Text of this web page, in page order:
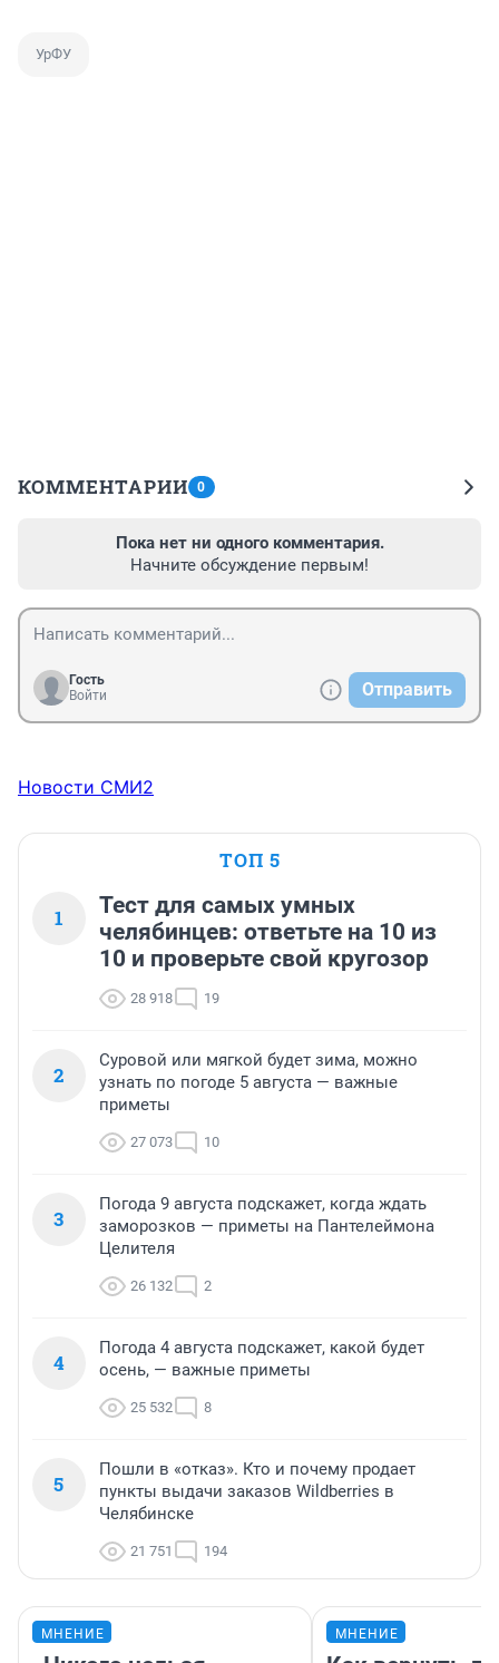
УрФУ
КОММЕНТАРИИ 0
Пока нет ни одного комментария.
Начните обсуждение первым!
Гость
Войти
Отправить
Новости СМИ2
ТОП 5
1
Тест для самых умных
челябинцев: ответьте на 10 из
10 и проверьте свой кругозор
28 918 19
2
Суровой или мягкой будет зима, можно
узнать по погоде 5 августа — важные
приметы
27 073 10
3
Погода 9 августа подскажет, когда ждать
заморозков — приметы на Пантелеймона
Целителя
26 132 2
4
Погода 4 августа подскажет, какой будет
осень, — важные приметы
25 532 8
5
Пошли в «отказ». Кто и почему продает
пункты выдачи заказов Wildberries в
Челябинске
21 751 194
МНЕНИЕ МНЕНИЕ